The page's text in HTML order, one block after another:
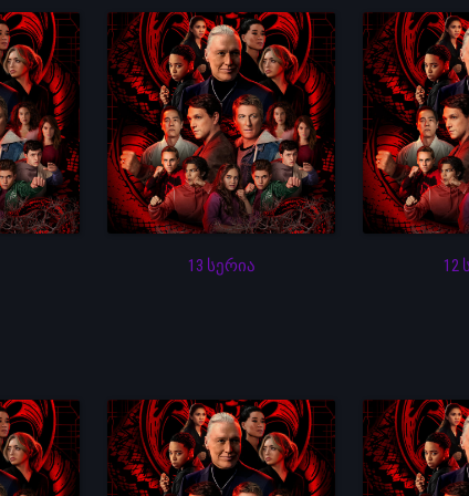
13 სერია 12